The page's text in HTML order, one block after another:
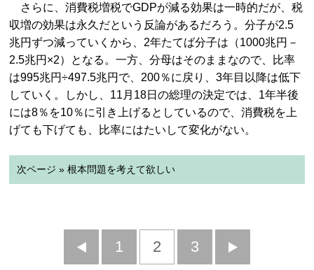
さらに、消費税増税でGDPが減る効果は一時的だが、税
収増の効果は永久だという反論があるだろう。分子が2.5
兆円ずつ減っていくから、2年たてば分子は（1000兆円－
2.5兆円×2）となる。一方、分母はそのままなので、比率
は995兆円÷497.5兆円で、200％に戻り、3年目以降は低下
していく。しかし、11月18日の総理の決定では、1年半後
には8％を10％に引き上げるとしているので、消費税を上
げても下げても、比率にはたいして変化がない。
次ページ » 根本問題を考えて欲しい
前
1 2 3